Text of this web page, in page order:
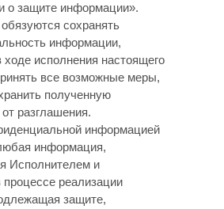
о защите информации».
сохранять
информации,
ходе исполнения настоящего
все возможные меры,
полученную
разглашения.
информацией
информация,
Исполнителем и
процессе реализации
защите,